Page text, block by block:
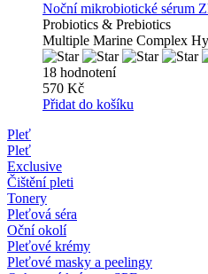
Noční mikrobiotické sérum
Probiotics & Prebiotics
Multiple Marine Complex
18 hodnotení
570 Kč
Přidat do košíku
Pleť
Pleť
Exclusive
Čištění pleti
Tonery
Pleťová séra
Oční okolí
Pleťové krémy
Pleťové masky a peelingy